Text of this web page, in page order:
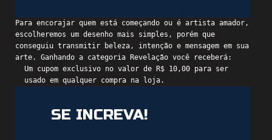
Para encorajar quem está começando ou é artista amador,
escolheremos um desenho mais simples, porém que
conseguiu transmitir beleza, intenção e mensagem em sua
arte. Ganhando a categoria Revelação você receberá:
Um cupom exclusivo no valor de R$ 10,00 para ser
usado em qualquer compra na loja.
SE INCREVA!